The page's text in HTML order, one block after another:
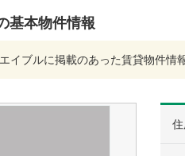
基本物件情報
イブルに掲載のあった賃貸物件情